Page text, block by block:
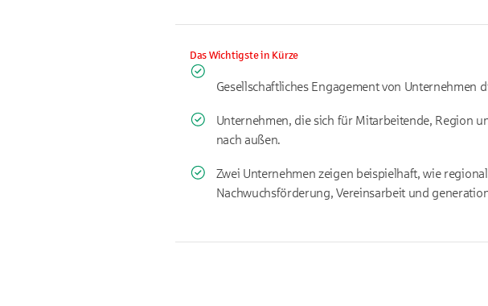
Das Wichtigste in Kürze
Gesellschaftliches Engagement von Unternehmen
Unternehmen, die sich für Mitarbeitende, Region
nach außen.
Zwei Unternehmen zeigen beispielhaft, wie
Nachwuchsförderung, Vereinsarbeit und